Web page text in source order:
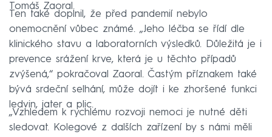
Tomáš Zaoral.
Ten také doplnil, že před pandemií nebylo
onemocnění vůbec známé. „Jeho léčba se řídí dle
klinického stavu a laboratorních výsledků. Důležitá je i
prevence srážení krve, která je u těchto případů
zvýšená,“ pokračoval Zaoral. Častým příznakem také
bývá srdeční selhání, může dojít i ke zhoršené funkci
ledvin, jater a plic.
„Vzhledem k rychlému rozvoji nemoci je nutné děti
sledovat. Kolegové z dalších zařízení by s námi měli